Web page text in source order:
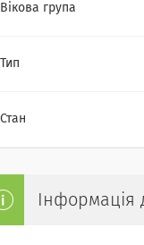
Вікова група
Тип
Стан